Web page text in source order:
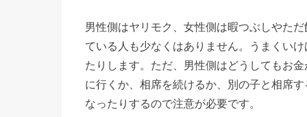
男性側はヤリモク、女性側は暇つぶしやた
ている人も少なくはありません。うまくい
たりします。ただ、男性側はどうしてもお
に行くか、相席を続けるか、別の子と相席
なったりするので注意が必要です。